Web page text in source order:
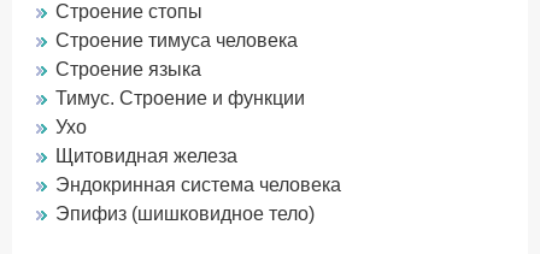
Строение стопы
Строение тимуса человека
Строение языка
Тимус. Строение и функции
Ухо
Щитовидная железа
Эндокринная система человека
Эпифиз (шишковидное тело)